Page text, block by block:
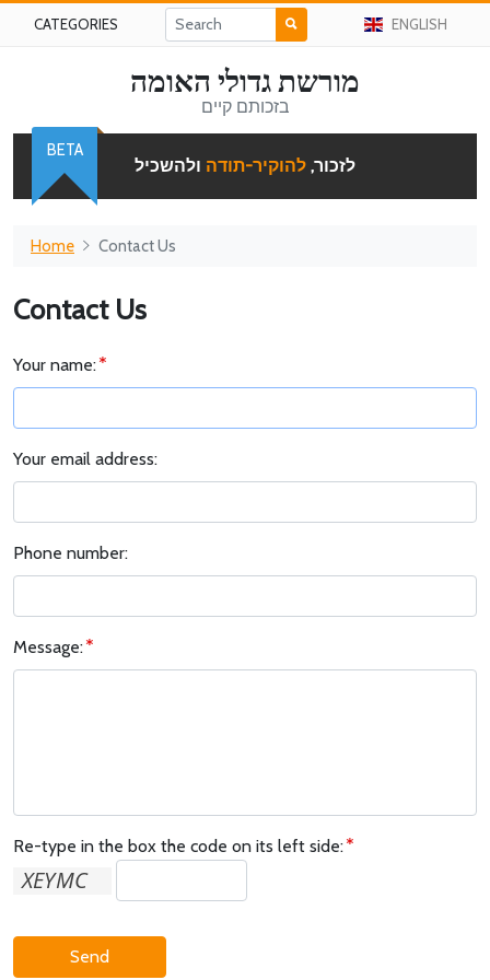
CATEGORIES ENGLISH
מורשת גדולי האומה
בזכותם קיים
לזכור, להוקיר-תודה ולהשכיל
BETA
Home Contact Us
Contact Us
Your name:
Your email address:
Phone number:
Message:
Re-type in the box the code on its left side:
Send